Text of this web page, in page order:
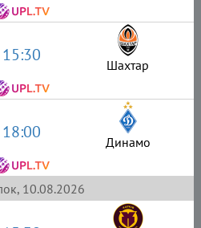
15:30 Шахтар
18:00 Динамо
10.08.2026